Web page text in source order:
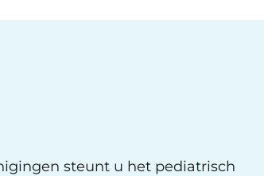
steunt u het pediatrisch